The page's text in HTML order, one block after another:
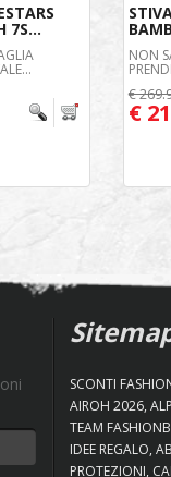
7S...
NON
€
€
SCONTI
AIROH 2026
TEAM
IDEE REGALO
PROTEZIONI